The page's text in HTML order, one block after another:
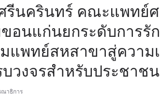
รีนครินทร์ คณะแพทย์
อนแก่นยกระดับการรั
แพทย์สหสาขาสู่ความ
วงจรสำหรับประชาช
ณาธิการ